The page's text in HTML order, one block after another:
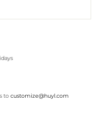
to customize@huyl.com